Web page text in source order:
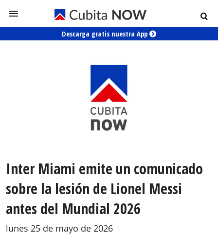
Descarga gratis nuestra App
Inter Miami emite un comunicado
sobre la lesión de Lionel Messi
antes del Mundial 2026
lunes 25 de mayo de 2026